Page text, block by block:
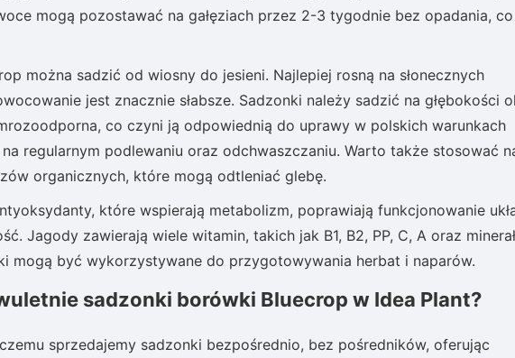
mogą pozostawać na gałęziach przez 2-3 tygodnie bez opadania, co
można sadzić od wiosny do jesieni. Najlepiej rosną na słonecznych
jest znacznie słabsze. Sadzonki należy sadzić na głębokości
co czyni ją odpowiednią do uprawy w polskich warunkach
regularnym podlewaniu oraz odchwaszczaniu. Warto także stosować
organicznych, które mogą odtleniać glebę.
które wspierają metabolizm, poprawiają funkcjonowanie
Jagody zawierają wiele witamin, takich jak B1, B2, PP, C, A oraz
mogą być wykorzystywane do przygotowywania herbat i naparów.
sadzonki borówki Bluecrop w Idea Plant?
sprzedajemy sadzonki bezpośrednio, bez pośredników, oferując